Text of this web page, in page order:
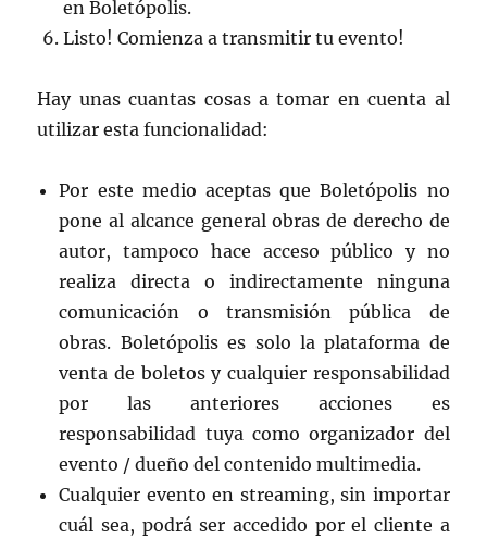
en Boletópolis.
Listo! Comienza a transmitir tu evento!
Hay unas cuantas cosas a tomar en cuenta al
utilizar esta funcionalidad:
Por este medio aceptas que Boletópolis no
pone al alcance general obras de derecho de
autor, tampoco hace acceso público y no
realiza directa o indirectamente ninguna
comunicación o transmisión pública de
obras. Boletópolis es solo la plataforma de
venta de boletos y cualquier responsabilidad
por las anteriores acciones es
responsabilidad tuya como organizador del
evento / dueño del contenido multimedia.
Cualquier evento en streaming, sin importar
cuál sea, podrá ser accedido por el cliente a